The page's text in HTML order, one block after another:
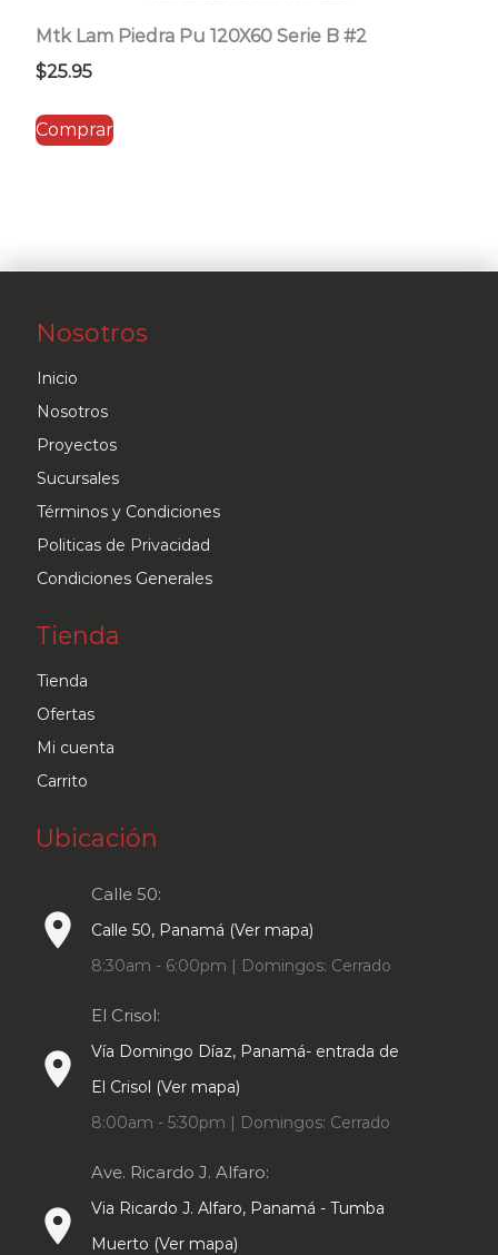
Mtk Lam Piedra Pu 120X60 Serie B #2
$25.95
Comprar
Nosotros
Inicio
Nosotros
Proyectos
Sucursales
Términos y Condiciones
Politicas de Privacidad
Condiciones Generales
Tienda
Tienda
Ofertas
Mi cuenta
Carrito
Ubicación
place
Calle 50:
Calle 50, Panamá (Ver mapa)
8:30am - 6:00pm | Domingos: Cerrado
place
El Crisol:
Vía Domingo Díaz, Panamá- entrada de
El Crisol (Ver mapa)
8:00am - 5:30pm | Domingos: Cerrado
place
Ave. Ricardo J. Alfaro:
Via Ricardo J. Alfaro, Panamá - Tumba
Muerto (Ver mapa)